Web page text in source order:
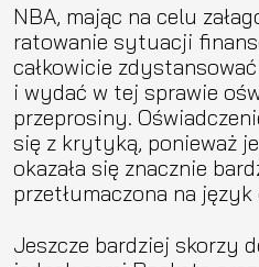
NBA, mając na celu
ratowanie sytuacji
całkowicie
i wydać w tej sprawie
przeprosiny.
się z krytyką, ponieważ
okazała się znacznie
przetłumaczona na
Jeszcze bardziej skorzy